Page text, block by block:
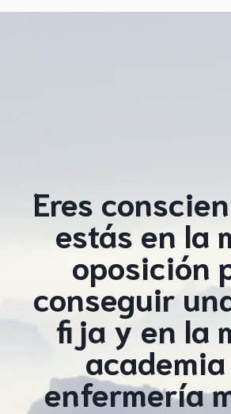
Eres
estás en la
oposición
conseguir
fija y en la
enfermería